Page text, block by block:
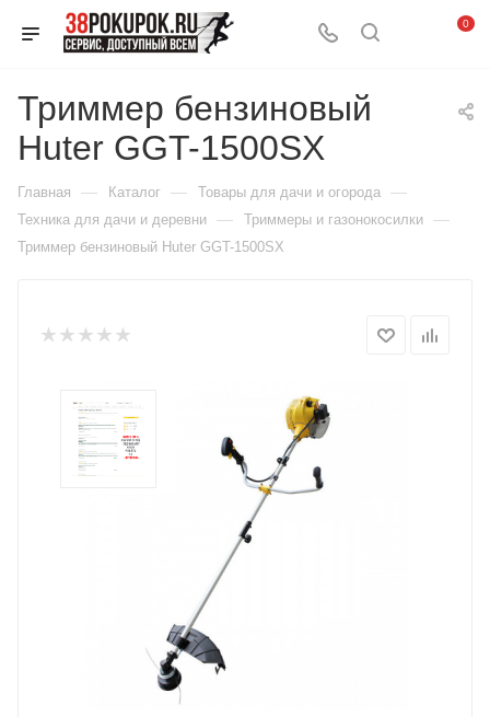
0
Триммер бензиновый
Huter GGT-1500SX
Главная — Каталог — Товары для дачи и огорода —
Техника для дачи и деревни — Триммеры и газонокосилки —
Триммер бензиновый Huter GGT-1500SX